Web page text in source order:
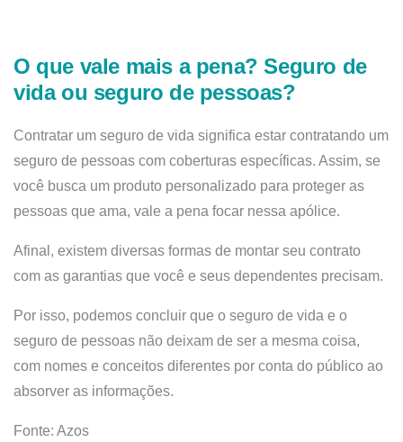
O que vale mais a pena? Seguro de
vida ou seguro de pessoas?
Contratar um seguro de vida significa estar contratando um
seguro de pessoas com coberturas específicas. Assim, se
você busca um produto personalizado para proteger as
pessoas que ama, vale a pena focar nessa apólice.
Afinal, existem diversas formas de montar seu contrato
com as garantias que você e seus dependentes precisam.
Por isso, podemos concluir que o seguro de vida e o
seguro de pessoas não deixam de ser a mesma coisa,
com nomes e conceitos diferentes por conta do público ao
absorver as informações.
Fonte: Azos